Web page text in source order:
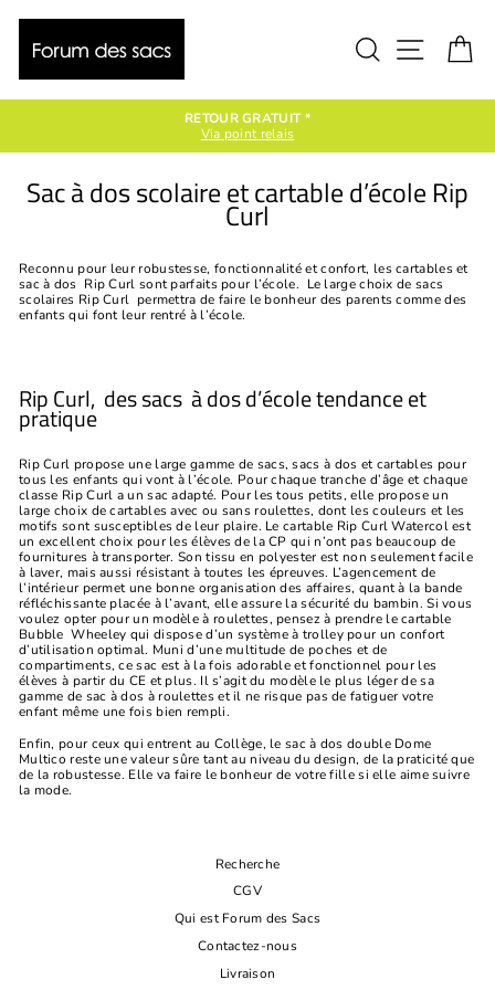
Rechercher
RETOUR GRATUIT *
Via point relais
Sac à dos scolaire et cartable d’école Rip
Curl
Reconnu pour leur robustesse, fonctionnalité et confort, les cartables et
sac à dos Rip Curl sont parfaits pour l’école. Le large choix de sacs
scolaires Rip Curl permettra de faire le bonheur des parents comme des
enfants qui font leur rentré à l’école.
Rip Curl, des sacs à dos d’école tendance et
pratique
Rip Curl propose une large gamme de sacs, sacs à dos et cartables pour
tous les enfants qui vont à l’école. Pour chaque tranche d’âge et chaque
classe Rip Curl a un sac adapté. Pour les tous petits, elle propose un
large choix de cartables avec ou sans roulettes, dont les couleurs et les
motifs sont susceptibles de leur plaire. Le cartable Rip Curl Watercol est
un excellent choix pour les élèves de la CP qui n’ont pas beaucoup de
fournitures à transporter. Son tissu en polyester est non seulement facile
à laver, mais aussi résistant à toutes les épreuves. L’agencement de
l’intérieur permet une bonne organisation des affaires, quant à la bande
réfléchissante placée à l’avant, elle assure la sécurité du bambin. Si vous
voulez opter pour un modèle à roulettes, pensez à prendre le cartable
Bubble Wheeley qui dispose d’un système à trolley pour un confort
d’utilisation optimal. Muni d’une multitude de poches et de
compartiments, ce sac est à la fois adorable et fonctionnel pour les
élèves à partir du CE et plus. Il s’agit du modèle le plus léger de sa
gamme de sac à dos à roulettes et il ne risque pas de fatiguer votre
enfant même une fois bien rempli.
Enfin, pour ceux qui entrent au Collège, le sac à dos double Dome
Multico reste une valeur sûre tant au niveau du design, de la praticité que
de la robustesse. Elle va faire le bonheur de votre fille si elle aime suivre
la mode.
Recherche
CGV
Qui est Forum des Sacs
Contactez-nous
Livraison